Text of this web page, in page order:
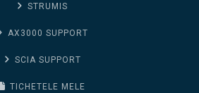
STRUMIS
AX3000 SUPPORT
SCIA SUPPORT
TICHETELE MELE